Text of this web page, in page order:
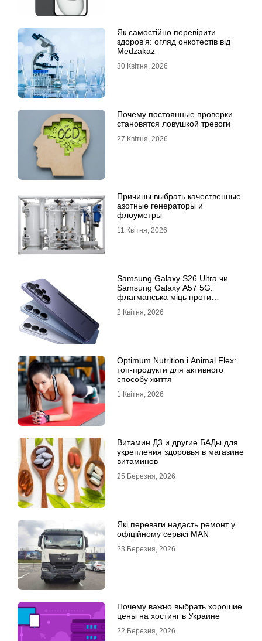
Як самостійно перевірити
здоров’я: огляд онкотестів від
Medzakaz
30 Квітня, 2026
Почему постоянные проверки
становятся ловушкой тревоги
27 Квітня, 2026
Причины выбрать качественные
азотные генераторы и
флоуметры
11 Квітня, 2026
Samsung Galaxy S26 Ultra чи
Samsung Galaxy A57 5G:
флагманська міць проти
2 Квітня, 2026
Optimum Nutrition і Animal Flex:
топ-продукти для активного
способу життя
1 Квітня, 2026
Витамин Д3 и другие БАДы для
укрепления здоровья в магазине
витаминов
25 Березня, 2026
Які переваги надасть ремонт у
офіційному сервісі MAN
23 Березня, 2026
Почему важно выбрать хорошие
цены на хостинг в Украине
22 Березня, 2026